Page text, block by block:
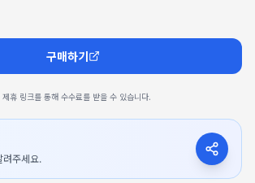
구매하기
휴 링크를 통해 수수료를 받을 수 있습니다.
려주세요.